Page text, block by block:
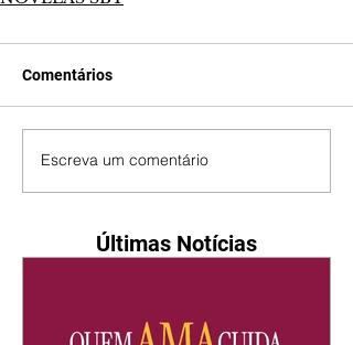
Comentários
Escreva um comentário
Últimas Notícias